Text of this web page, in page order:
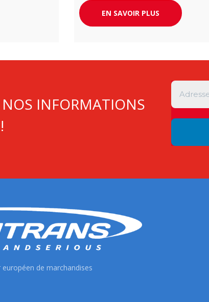
Bordeaux.
EN SAVOIR PLUS
NOS INFORMATIONS
de marchandises